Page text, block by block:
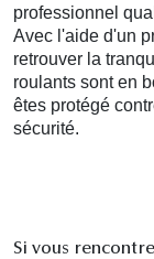
professionnel
Avec l'aide d'un
retrouver la
roulants sont en
êtes protégé
sécurité.
Si vous